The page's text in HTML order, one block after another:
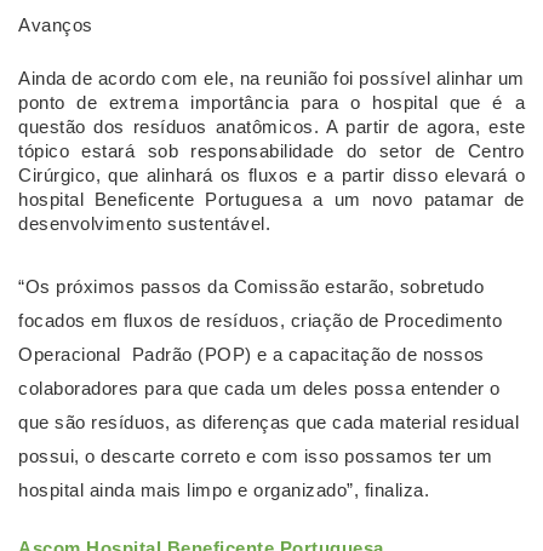
Avanços
Ainda de acordo com ele, na reunião foi possível alinhar um
ponto de extrema importância para o hospital que é a
questão dos resíduos anatômicos. A partir de agora, este
tópico estará sob responsabilidade do setor de Centro
Cirúrgico, que alinhará os fluxos e a partir disso elevará o
hospital Beneficente Portuguesa a um novo patamar de
desenvolvimento sustentável.
“Os próximos passos da Comissão estarão, sobretudo
focados em fluxos de resíduos, criação de Procedimento
Operacional  Padrão (POP) e a capacitação de nossos
colaboradores para que cada um deles possa entender o
que são resíduos, as diferenças que cada material residual
possui, o descarte correto e com isso possamos ter um
hospital ainda mais limpo e organizado”, finaliza.